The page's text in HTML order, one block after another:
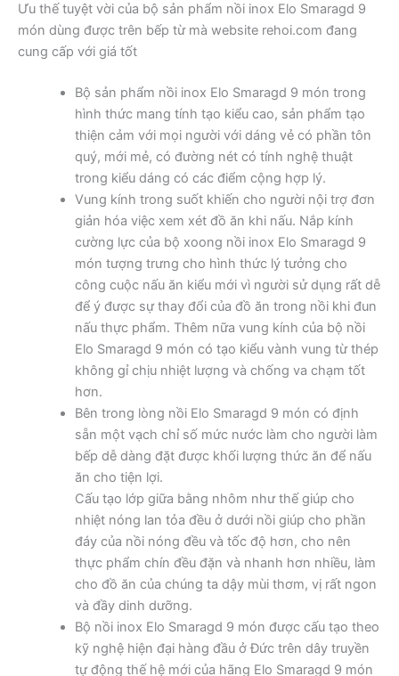
Ưu thế tuyệt vời của bộ sản phẩm nồi inox Elo Smaragd 9
món dùng được trên bếp từ mà website rehoi.com đang
cung cấp với giá tốt
Bộ sản phẩm nồi inox Elo Smaragd 9 món trong
hình thức mang tính tạo kiểu cao, sản phẩm tạo
thiện cảm với mọi người với dáng vẻ có phần tôn
quý, mới mẻ, có đường nét có tính nghệ thuật
trong kiểu dáng có các điểm cộng hợp lý.
Vung kính trong suốt khiến cho người nội trợ đơn
giản hóa việc xem xét đồ ăn khi nấu. Nắp kính
cường lực của bộ xoong nồi inox Elo Smaragd 9
món tượng trưng cho hình thức lý tưởng cho
công cuộc nấu ăn kiểu mới vì người sử dụng rất dễ
để ý được sự thay đổi của đồ ăn trong nồi khi đun
nấu thực phẩm. Thêm nữa vung kính của bộ nồi
Elo Smaragd 9 món có tạo kiểu vành vung từ thép
không gỉ chịu nhiệt lượng và chống va chạm tốt
hơn.
Bên trong lòng nồi Elo Smaragd 9 món có định
sẵn một vạch chỉ số mức nước làm cho người làm
bếp dễ dàng đặt được khối lượng thức ăn để nấu
ăn cho tiện lợi.
Cấu tạo lớp giữa bằng nhôm như thế giúp cho
nhiệt nóng lan tỏa đều ở dưới nồi giúp cho phần
đáy của nồi nóng đều và tốc độ hơn, cho nên
thực phẩm chín đều đặn và nhanh hơn nhiều, làm
cho đồ ăn của chúng ta dậy mùi thơm, vị rất ngon
và đầy dinh dưỡng.
Bộ nồi inox Elo Smaragd 9 món được cấu tạo theo
kỹ nghệ hiện đại hàng đầu ở Đức trên dây truyền
tự động thế hệ mới của hãng Elo Smaragd 9 món